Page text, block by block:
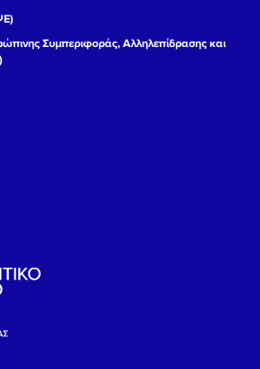
Συμπεριφοράς, Αλληλεπίδρασης και